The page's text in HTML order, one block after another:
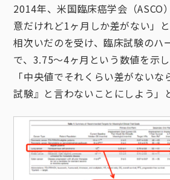
2014年、米国臨床癌学会（ASCO
意だけれど1ヶ月しか差がない」
相次いだのを受け、臨床試験のハ
で、3.75～4ヶ月という数値を示し
「中央値でそれくらい差がない
試験』と言わないことにしよう」